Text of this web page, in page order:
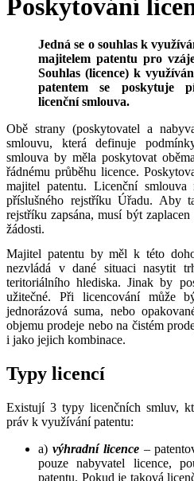
Poskytování
Jedná se o souhlas k
majitelem patentu pro
Souhlas (licence) k
patentem se poskytuje
licenční smlouva.
Obě strany (poskytovatel a
smlouvu, která definuje
smlouva by měla poskytovat
řádnému průběhu licence.
majitel patentu. Licenční smlouva
příslušného rejstříku Úřadu. Aby
rejstříku zapsána, musí být
žádosti.
Majitel patentu by měl k této
nezvládá v dané situaci nasytit
teritoriálního hlediska. Jinak by
užitečné. Při licencování může
jednorázová suma, nebo
objemu prodeje nebo na čistém
i jako jejich kombinace.
Typy licencí
Existují 3 typy licenčních smluv,
práv k využívání patentu:
a) výhradní licence–
pouze nabyvatel licence,
patentu. Pokud je taková